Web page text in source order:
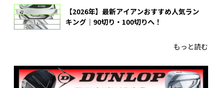
【2026年】最新アイアンおすすめ人気ラン
キング｜90切り・100切りへ！
もっと読む